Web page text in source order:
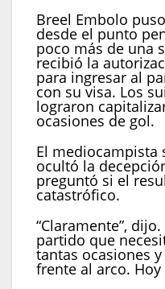
Breel Embolo
desde el punto
poco más de una
recibió la
para ingresar al
con su visa. Los
lograron
ocasiones de gol.
El mediocampista
ocultó la
preguntó si el
catastrófico.
“Claramente”,
partido que
tantas ocasiones
frente al arco. Hoy